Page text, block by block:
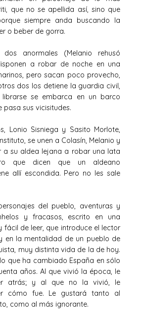
que no se apellida así, sino que
siempre anda buscando la
o beber de gorra.
anormales (Melanio rehusó
a robar de noche en una
pero sacan poco provecho,
dos los detiene la guardia civil,
se embarca en un barco
pasa sus vicisitudes.
Lonio Sisniega y Sasito Morlote,
se unen a Colasín, Melanio y
a su aldea lejana a robar una lata
que dicen que un aldeano
allí escondida. Pero no les sale
del pueblo, aventuras y
y fracasos, escrito en una
fácil de leer, que introduce el lector
en la mentalidad de un pueblo de
muy distinta vida de la de hoy.
que ha cambiado España en sólo
años. Al que vivió la época, le
atrás; y al que no la vivió, le
cómo fue. Le gustará tanto al
como al más ignorante.